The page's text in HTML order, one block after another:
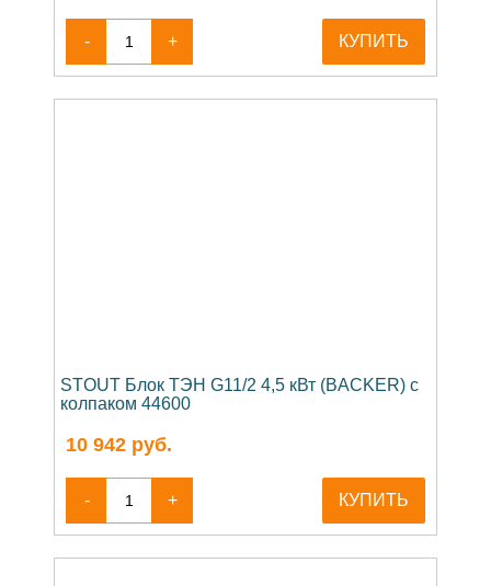
- + КУПИТЬ
STOUT Блок ТЭН G11/2 4,5 кВт (BACKER) с
колпаком 44600
10 942 руб.
- + КУПИТЬ